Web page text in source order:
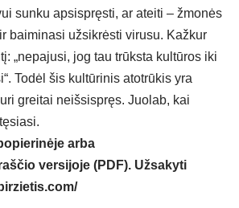
sunku apsispręsti, ar ateiti – žmonės
baiminasi užsikrėsti virusu. Kažkur
„nepajusi, jog tau trūksta kultūros iki
Todėl šis kultūrinis atotrūkis yra
greitai neišsispręs. Juolab, kai
arba
versijoje (PDF). Užsakyti